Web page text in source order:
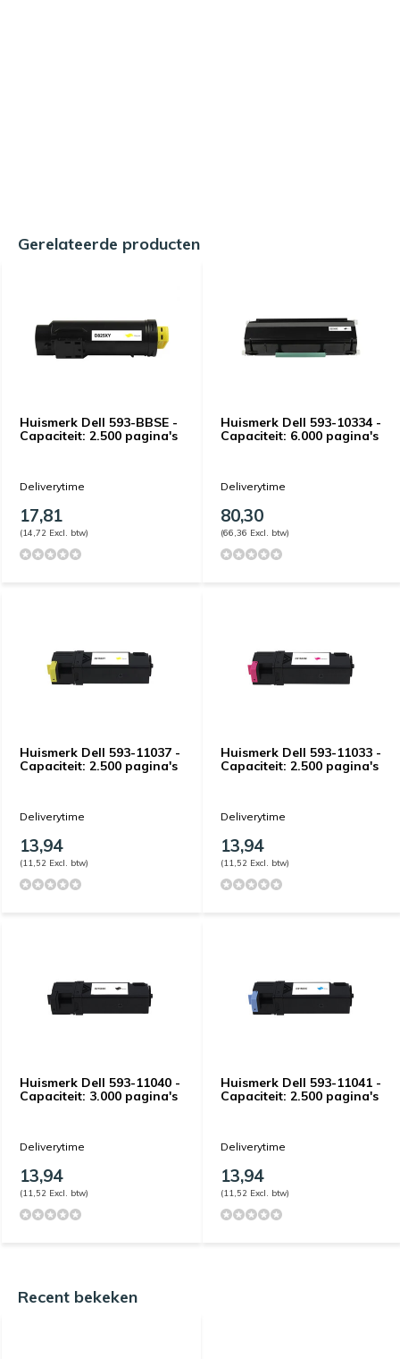
Gerelateerde producten
Huismerk Dell 593-BBSE -
Capaciteit: 2.500 pagina's
Deliverytime
17,81
(14,72 Excl. btw)
Huismerk Dell 593-10334 -
Capaciteit: 6.000 pagina's
Deliverytime
80,30
(66,36 Excl. btw)
Huismerk Dell 593-11037 -
Capaciteit: 2.500 pagina's
Deliverytime
13,94
(11,52 Excl. btw)
Huismerk Dell 593-11033 -
Capaciteit: 2.500 pagina's
Deliverytime
13,94
(11,52 Excl. btw)
Huismerk Dell 593-11040 -
Capaciteit: 3.000 pagina's
Deliverytime
13,94
(11,52 Excl. btw)
Huismerk Dell 593-11041 -
Capaciteit: 2.500 pagina's
Deliverytime
13,94
(11,52 Excl. btw)
Recent bekeken